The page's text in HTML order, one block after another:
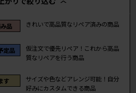
品 きれいで高品質なリペア済みの商品
定品
仮注文で優先リペア！これから高品
質なリペアを行う商品
す
サイズや色などアレンジ可能！自分
好みにカスタムできる商品